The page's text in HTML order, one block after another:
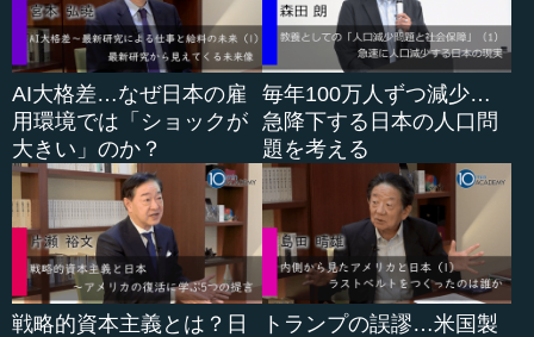
国から、現在の国際情勢はどう見えるか、米中関係はどう
見えるかということです。
一つは、民主主義体制はもう疲労骨折が起きているとい
うことで...
AI大格差…なぜ日本の雇
用環境では「ショックが
大きい」のか？
毎年100万人ずつ減少…
急降下する日本の人口問
題を考える
戦略的資本主義とは？日
トランプの誤謬…米国製